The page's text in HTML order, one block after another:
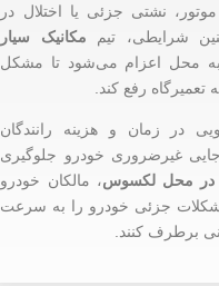
نشتی جزئی یا اختلال در
شرایطی، تیم مکانیک سیار
به محل اعزام می‌شود تا مشکل
تعمیرگاه رفع کند.
در زمان و هزینه رانندگان
غیرضروری خودرو جلوگیری
در محل لکسوس، مالکان خودرو
جزئی خودرو را به سرعت
برطرف کنند.